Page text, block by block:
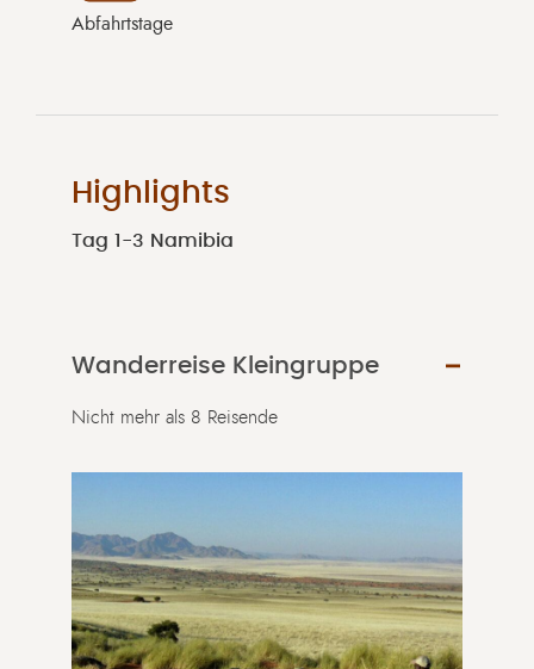
Abfahrtstage
Highlights
Tag 1-3 Namibia
Nicht mehr als 8 Reisende
Wanderreise Kleingruppe